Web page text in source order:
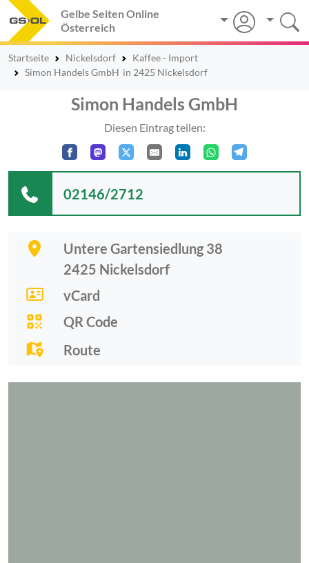
Gelbe Seiten Online
Österreich
Startseite Nickelsdorf
Kaffee - Import
Simon Handels GmbH in 2425 Nickelsdorf
Simon Handels GmbH
Diesen Eintrag teilen:
Untere Gartensiedlung 38
2425 Nickelsdorf
vCard
QR Code
Route
02146/2712